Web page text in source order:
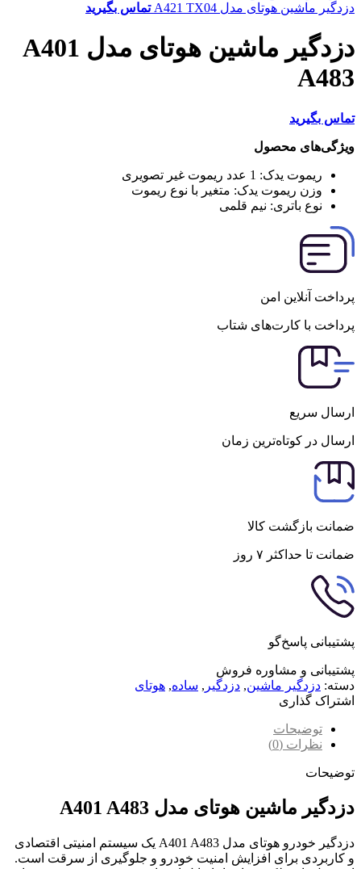
دزدگیر ماشین هوتای مدل A421 TX04 تماس بگیرید
دزدگیر ماشین هوتای مدل A401
A483
تماس بگیرید
ویژگی‌های محصول
ریموت یدک: 1 عدد ریموت غیر تصویری
وزن ریموت یدک: متغیر با نوع ریموت
نوع باتری: نیم قلمی
پرداخت آنلاین امن
پرداخت با کارت‌های شتاب
ارسال سریع
ارسال در کوتاه‌ترین زمان
ضمانت بازگشت کالا
ضمانت تا حداکثر ۷ روز
پشتیبانی پاسخ‌گو
پشتیبانی و مشاوره فروش
دسته: دزدگیر ماشین, دزدگیر , ساده, هوتای
اشتراک گذاری
توضیحات
نظرات (0)
توضیحات
دزدگیر ماشین هوتای مدل A401 A483
دزدگیر خودرو هوتای مدل A401 A483 یک سیستم امنیتی اقتصادی
و کاربردی برای افزایش امنیت خودرو و جلوگیری از سرقت است.